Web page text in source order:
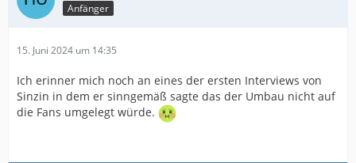
Anfänger
15. Juni 2024 um 14:35
Ich erinner mich noch an eines der ersten Interviews von
Sinzin in dem er sinngemäß sagte das der Umbau nicht auf
die Fans umgelegt würde.